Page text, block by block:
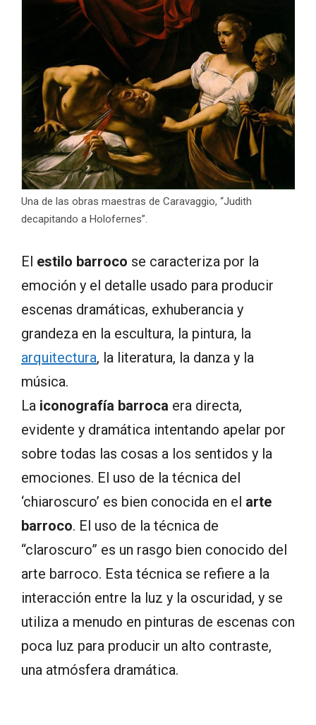
Una de las obras maestras de Caravaggio, “Judith
decapitando a Holofernes”.
El estilo barroco se caracteriza por la
emoción y el detalle usado para producir
escenas dramáticas, exhuberancia y
grandeza en la escultura, la pintura, la
arquitectura, la literatura, la danza y la
música.
La iconografía barroca era directa,
evidente y dramática intentando apelar por
sobre todas las cosas a los sentidos y la
emociones. El uso de la técnica del
‘chiaroscuro’ es bien conocida en el arte
barroco. El uso de la técnica de
“claroscuro” es un rasgo bien conocido del
arte barroco. Esta técnica se refiere a la
interacción entre la luz y la oscuridad, y se
utiliza a menudo en pinturas de escenas con
poca luz para producir un alto contraste,
una atmósfera dramática.